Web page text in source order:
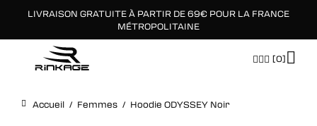
LIVRAISON GRATUITE À PARTIR DE 69€ POUR LA FRANCE
MÉTROPOLITAINE
[0]
Accueil / Femmes / Hoodie ODYSSEY Noir